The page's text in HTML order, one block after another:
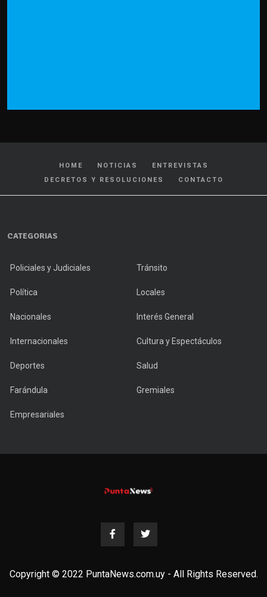
HOME NOTICIAS
ENTREVISTAS
DECRETOS Y RESOLUCIONES
CONTACTO
CATEGORIAS
Policiales y Judiciales Tránsito
Política Locales
Nacionales Interés General
Internacionales Cultura y Espectáculos
Deportes Salud
Farándula Gremiales
Empresariales
Copyright © 2022 PuntaNews.com.uy - All Rights Reserved.